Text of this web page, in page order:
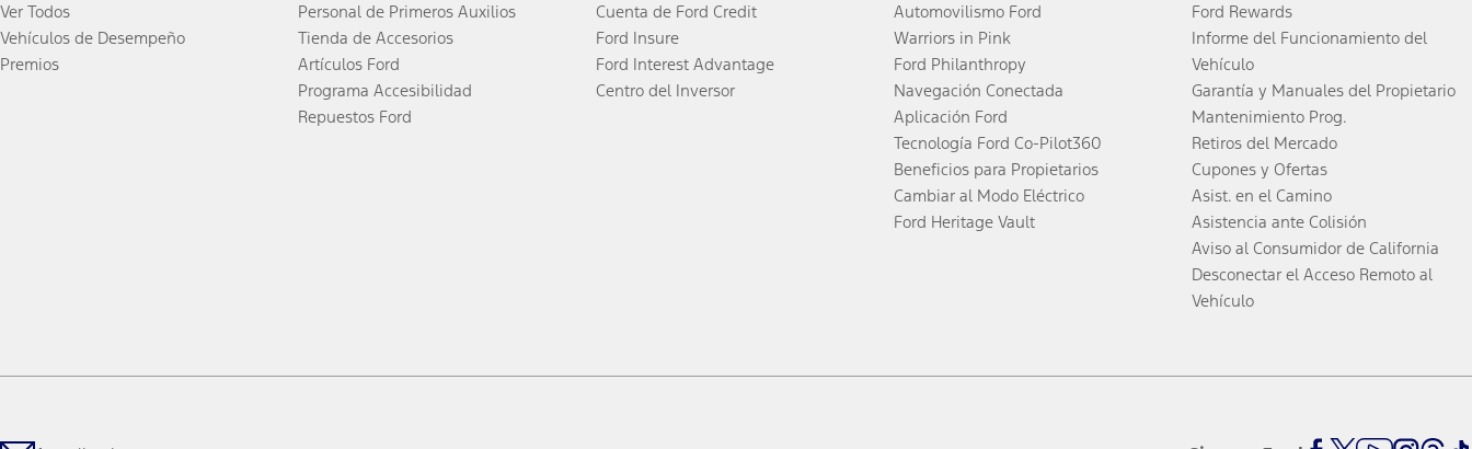
Ver Todos
Vehículos de Desempeño
Premios
Personal de Primeros Auxilios
Tienda de Accesorios
Artículos Ford
Programa Accesibilidad
Repuestos Ford
Cuenta de Ford Credit
Ford Insure
Ford Interest Advantage
Centro del Inversor
Automovilismo Ford
Warriors in Pink
Ford Philanthropy
Navegación Conectada
Aplicación Ford
Tecnología Ford Co-Pilot360
Beneficios para Propietarios
Cambiar al Modo Eléctrico
Ford Heritage Vault
Ford Rewards
Informe del Funcionamiento del
Vehículo
Garantía y Manuales del Propietario
Mantenimiento Prog.
Retiros del Mercado
Cupones y Ofertas
Asist. en el Camino
Asistencia ante Colisión
Aviso al Consumidor de California
Desconectar el Acceso Remoto al
Vehículo